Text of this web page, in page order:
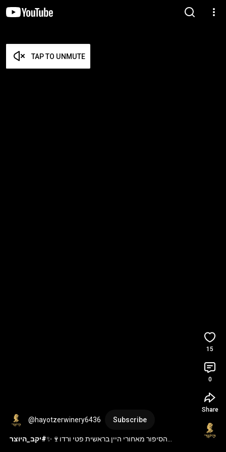
TAP TO UNMUTE
@hayotzerwinery6436 Subscribe
הסיפור מאחורי היין בראשית פטי ורדו🍷✨#יקב_היוצר
15
0
Share